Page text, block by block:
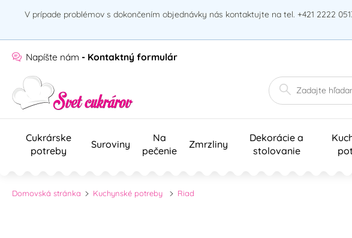
V prípade problémov s dokončením objednávky nás kontaktujte na tel. +421 2222
Napíšte nám - Kontaktný formulár
Cukrárske
potreby
Suroviny
Na
pečenie
Zmrzliny
Dekorácie a
stolovanie
Domovská stránka Kuchynské potreby Riad